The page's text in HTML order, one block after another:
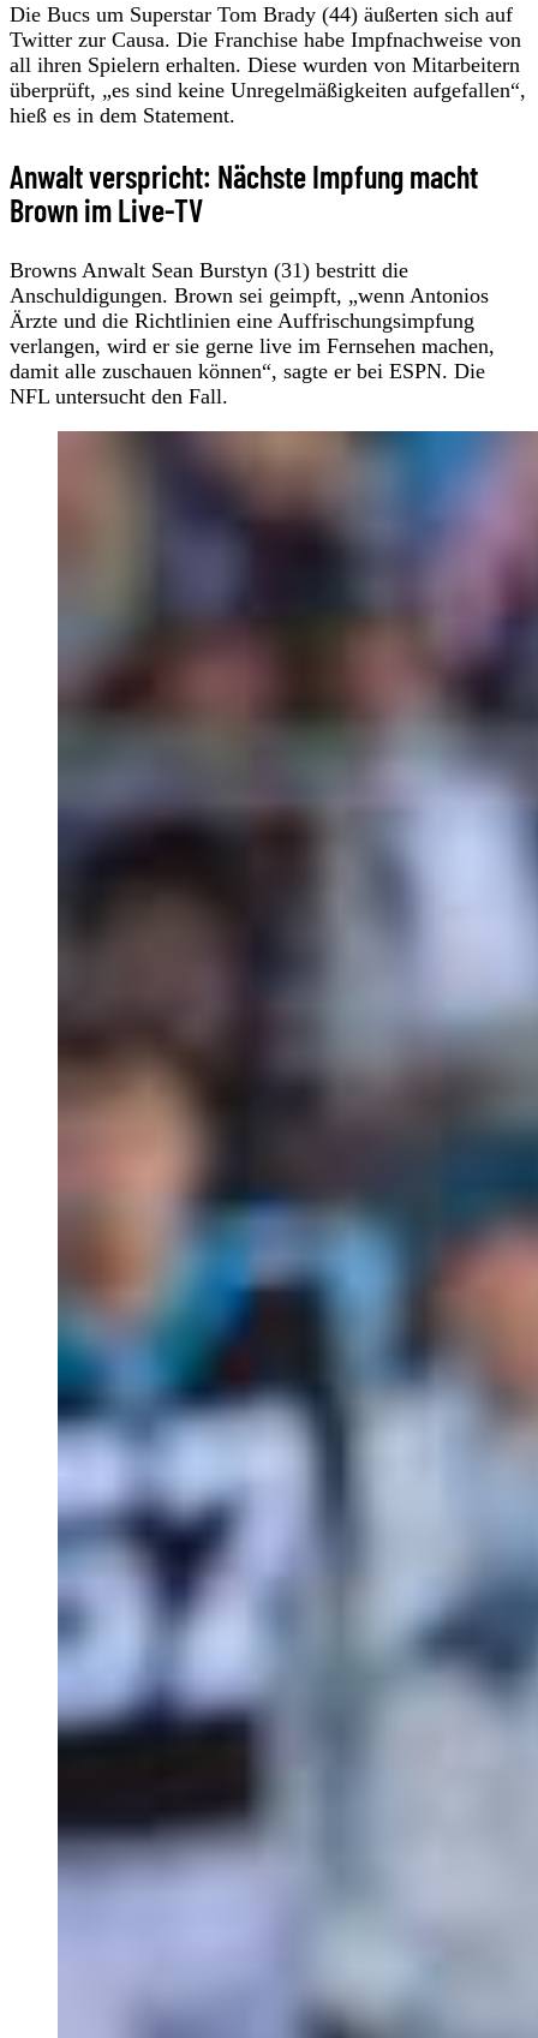
Die Bucs um Superstar Tom Brady (44) äußerten sich auf
Twitter zur Causa. Die Franchise habe Impfnachweise von
all ihren Spielern erhalten. Diese wurden von Mitarbeitern
überprüft, „es sind keine Unregelmäßigkeiten aufgefallen“,
hieß es in dem Statement.
Anwalt verspricht: Nächste Impfung macht
Brown im Live-TV
Browns Anwalt Sean Burstyn (31) bestritt die
Anschuldigungen. Brown sei geimpft, „wenn Antonios
Ärzte und die Richtlinien eine Auffrischungsimpfung
verlangen, wird er sie gerne live im Fernsehen machen,
damit alle zuschauen können“, sagte er bei ESPN. Die
NFL untersucht den Fall.